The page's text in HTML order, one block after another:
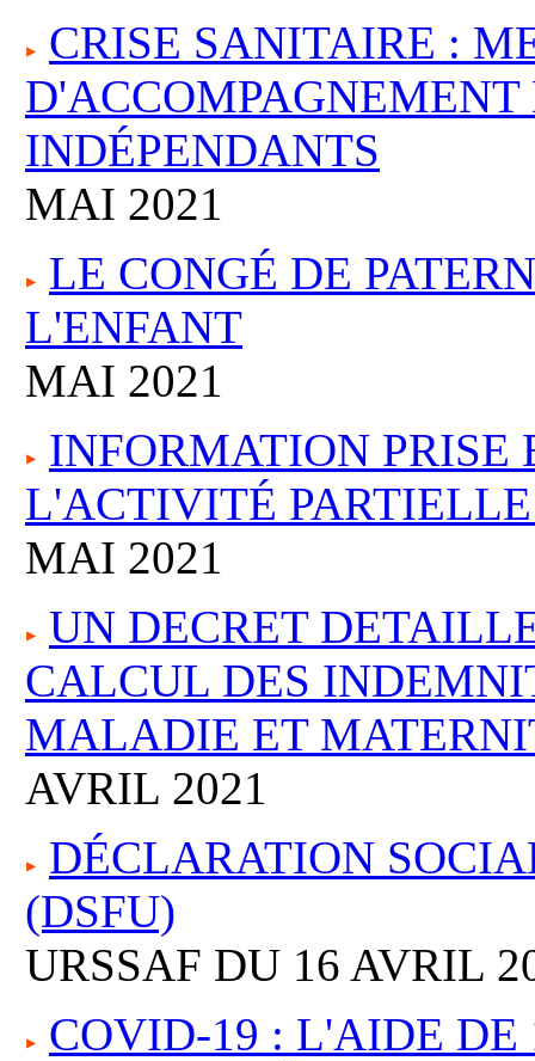
CRISE SANITAIRE :
INDÉPENDANTS
MAI 2021
LE CONGÉ DE
L'ENFANT
MAI 2021
INFORMATION PRISE
L'ACTIVITÉ
MAI 2021
UN DECRET
CALCUL DES
MALADIE ET
AVRIL 2021
DÉCLARATION
(DSFU)
URSSAF DU 16 AVRIL
COVID-19 : L'AIDE DE